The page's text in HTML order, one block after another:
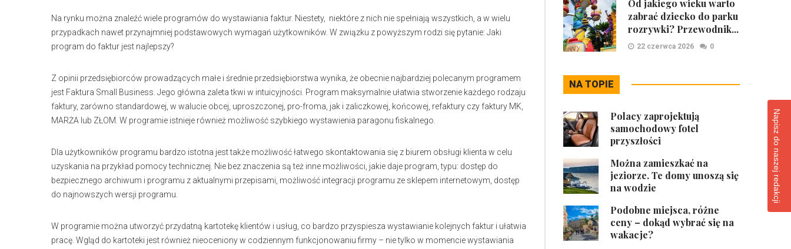
Na rynku można znaleźć wiele programów do wystawiania faktur. Niestety, niektóre z nich nie spełniają wszystkich, a w wielu
przypadkach nawet przynajmniej podstawowych wymagań użytkowników. W związku z powyższym rodzi się pytanie: Jaki
program do faktur jest najlepszy?
Z opinii przedsiębiorców prowadzących małe i średnie przedsiębiorstwa wynika, że obecnie najbardziej polecanym programem
jest Faktura Small Business. Jego główna zaleta tkwi w intuicyjności. Program maksymalnie ułatwia stworzenie każdego rodzaju
faktury, zarówno standardowej, w walucie obcej, uproszczonej, pro-froma, jak i zaliczkowej, końcowej, refaktury czy faktury MK,
MARŻA lub ZŁOM. W programie istnieje również możliwość szybkiego wystawienia paragonu fiskalnego.
Dla użytkowników programu bardzo istotna jest także możliwość łatwego skontaktowania się z biurem obsługi klienta w celu
uzyskania na przykład pomocy technicznej. Nie bez znaczenia są też inne możliwości, jakie daje program, typu: dostęp do
bezpiecznego archiwum i programu z aktualnymi przepisami, możliwość integracji programu ze sklepem internetowym, dostęp
do najnowszych wersji programu.
W programie można utworzyć przydatną kartotekę klientów i usług, co bardzo przyspiesza wystawianie kolejnych faktur i ułatwia
pracę. Wgląd do kartoteki jest również nieoceniony w codziennym funkcjonowaniu firmy – nie tylko w momencie wystawiania
Od jakiego wieku warto
zabrać dziecko do parku
rozrywki? Przewodnik...
22 czerwca 2026 0
NA TOPIE
Polacy zaprojektują
samochodowy fotel
przyszłości
Można zamieszkać na
jeziorze. Te domy unoszą się
na wodzie
Podobne miejsca, różne
ceny – dokąd wybrać się na
wakacje?
Napisz do naszej redakcji